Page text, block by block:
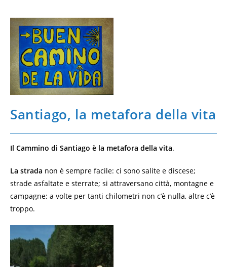
Santiago, la metafora della vita
Il Cammino di Santiago è la metafora della vita.
La strada non è sempre facile: ci sono salite e discese;
strade asfaltate e sterrate; si attraversano città, montagne e
campagne; a volte per tanti chilometri non c’è nulla, altre c’è
troppo.